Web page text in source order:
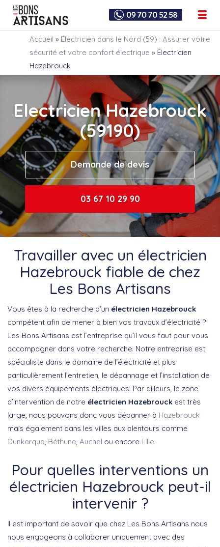
09 70 70 52 58
Accueil » Électricien dans le Nord (59) : Assurer votre
sécurité et votre confort électrique » Électricien
Hazebrouck
Electricien Hazebrouck
(59190)
Demande de devis
03 67 10 29 90
Travailler avec un électricien
Hazebrouck fiable de chez
Les Bons Artisans
Vous êtes à la recherche d’un électricien Hazebrouck
compétent afin de mener à bien vos travaux d’électricité ?
Les Bons Artisans est l’entreprise qu’il vous faut pour vous
accompagner dans votre recherche. Notre entreprise est
spécialiste dans le domaine de l’électricité et plus
particulièrement l’entretien, le dépannage et l’installation de
vos divers équipements électriques. Par ailleurs, la zone
d’intervention de notre électricien Hazebrouck est très
large, nous pouvons donc vous dépanner à Hazebrouck
mais également dans les villes aux alentours comme
Dunkerque Béthune Auchel ou encore Lille.
Pour quelles interventions un
électricien Hazebrouck peut-il
intervenir ?
Il est important de savoir que chez Les Bons Artisans nous
nous engageons à collaborer uniquement avec des